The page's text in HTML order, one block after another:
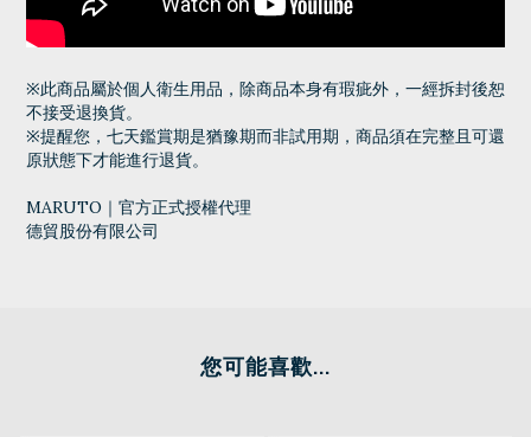
※此商品屬於個人衛生用品，除商品本身有瑕疵外，一經拆封後恕
不接受退換貨。
※提醒您，七天鑑賞期是猶豫期而非試用期，商品須在完整且可還
原狀態下才能進行退貨。
MARUTO｜官方正式授權代理
德貿股份有限公司
您可能喜歡...